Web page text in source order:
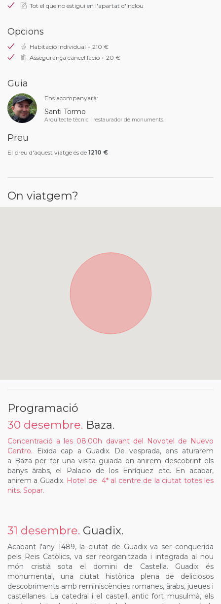
Tot el que no estigui en l'apartat d'Inclou
Opcions
Habitació individual + 210 €
Assegurança cancel·lació + 20 €
Guia
Ens acompanyarà:
Santi Tormo
Arquitecte tècnic i restaurador de monuments.
Preu
El preu d'aquest viatge és de 1210 €
On viatgem?
Programació
30 desembre. Baza.
Concentració a les 08.00h davant del Novotel de Nuevo
Centro. Eixida cap a Guadix. De vesprada, ens aturarem
a Baza per fer una visita guiada on anirem descobrint els
banys àrabs, el Palacio de los Enríquez etc. En acabar,
anirem a Guadix. Hotel de 4* al centre de la ciutat totes les
nits. Sopar.
31 desembre. Guadix.
Acabant l'any 1489, la ciutat de Guadix va ser conquerida
pels Reis Catòlics, va ser reorganitzada i integrada al nou
món cristià sota el domini de Castella. Guadix és
monumental, una ciutat històrica plena de deliciosos
descobriments amb reminiscències romanes, àrabs, jueues i
castellanes. La catedral i el castell, antic fort musulmà, els